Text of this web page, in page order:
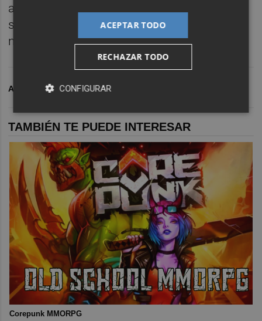
asesoramiento personalizado y acceder a
soluciones integrales pensadas para una
nueva forma de movilidad.
ARCHIVADO EN PLAZA MOTOR
TAMBIÉN TE PUEDE INTERESAR
Corepunk MMORPG
ACEPTAR TODO
RECHAZAR TODO
CONFIGURAR